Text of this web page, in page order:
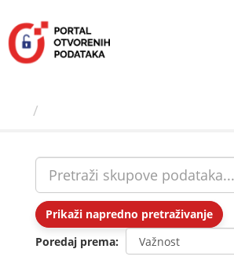
sadržaj
Prikaži napredno pretraživanje
Poredaj prema